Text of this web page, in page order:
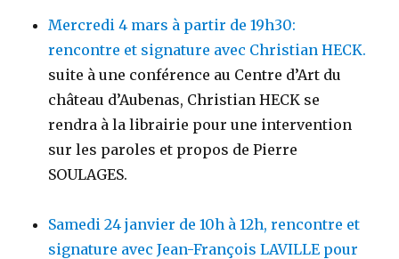
Mercredi 4 mars à partir de 19h30:
rencontre et signature avec Christian HECK.
suite à une conférence au Centre d’Art du
château d’Aubenas, Christian HECK se
rendra à la librairie pour une intervention
sur les paroles et propos de Pierre
SOULAGES.
Samedi 24 janvier de 10h à 12h, rencontre et
signature avec Jean-François LAVILLE pour